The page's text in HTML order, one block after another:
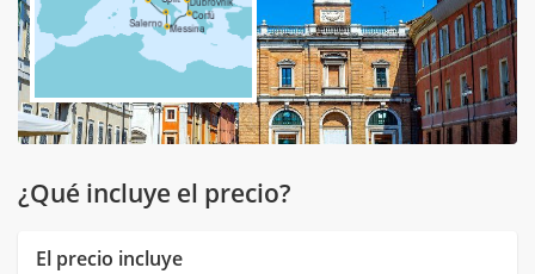
¿Qué incluye el precio?
El precio incluye